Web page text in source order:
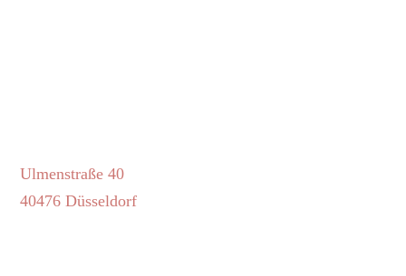
Ulmenstraße 40
40476 Düsseldorf